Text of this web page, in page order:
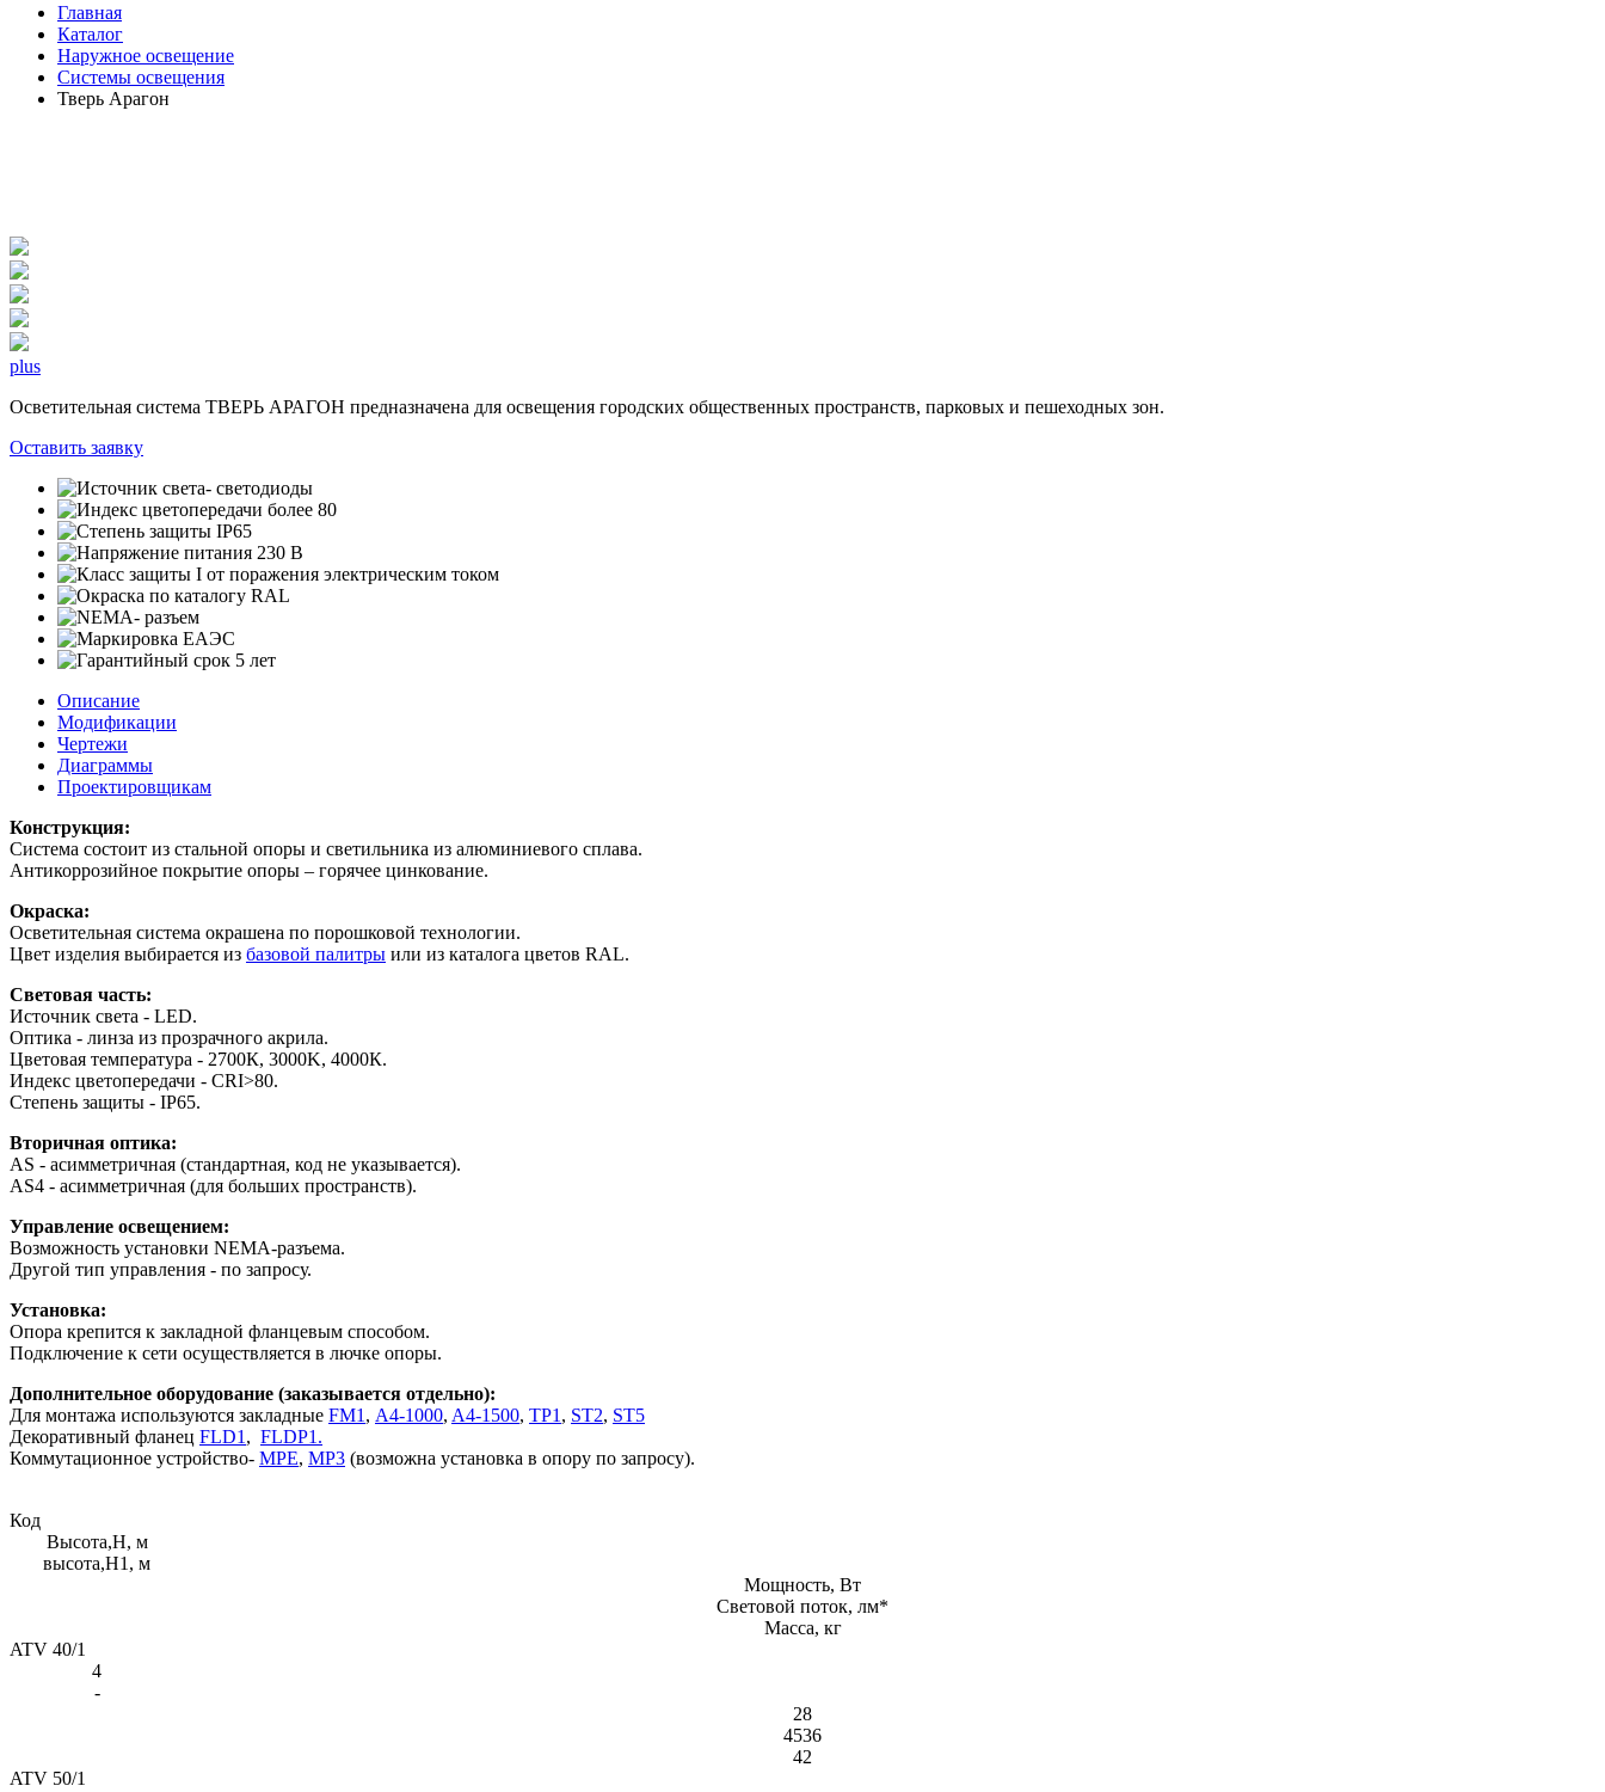
Главная
Каталог
Наружное освещение
Системы освещения
Тверь Арагон
plus
Осветительная система ТВЕРЬ АРАГОН предназначена для освещения городских общественных пространств, парковых и пешеходных зон.
Оставить заявку
Описание
Модификации
Чертежи
Диаграммы
Проектировщикам
Конструкция:
Система состоит из стальной опоры и светильника из алюминиевого сплава.
Антикоррозийное покрытие опоры – горячее цинкование.
Окраска:
Осветительная система окрашена по порошковой технологии.
Цвет изделия выбирается из базовой палитры или из каталога цветов RAL.
Световая часть:
Источник света - LED.
Оптика - линза из прозрачного акрила.
Цветовая температура - 2700К, 3000K, 4000К.
Индекс цветопередачи - СRI>80.
Степень защиты - IP65.
Вторичная оптика:
AS - асимметричная (стандартная, код не указывается).
AS4 - асимметричная (для больших пространств).
Управление освещением:
Возможность установки NEMA-разъема.
Другой тип управления - по запросу.
Установка:
Опора крепится к закладной фланцевым способом.
Подключение к сети осуществляется в лючке опоры.
Дополнительное оборудование (заказывается отдельно):
Для монтажа используются закладные FМ1 , A4-1000, A4-1500, ТР1 , ST2, ST5
Декоративный фланец FLD1 , FLDP1.
Коммутационное устройство- MPE, МР3 (возможна установка в опору по запросу).
Код
Высота,H, м
высота,H1, м
Мощность, Вт
Световой поток, лм*
Масса, кг
ATV 40/1
4
-
28
4536
42
ATV 50/1